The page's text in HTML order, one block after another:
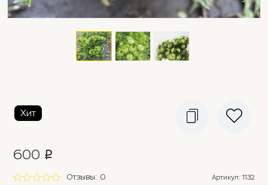
Хит
600 p
Отзывы: 0 Артикул:1132